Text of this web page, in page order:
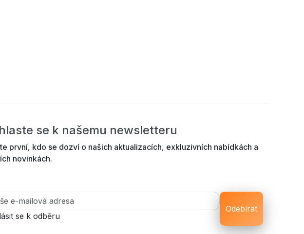
se k našemu newsletteru
první, kdo se dozví o našich aktualizacích, exkluzivních nabídkách a
novinkách.
se k odběru
Odebírat